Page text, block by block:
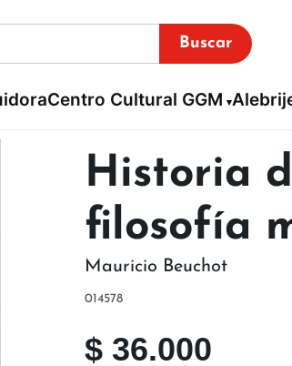
Buscar
Centro Cultural GGM
$36.000
014578
Mauricio Beuchot
Historia
filosofía